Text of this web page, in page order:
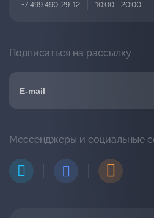
+7 499 490-29-12 10:00 - 20:00
Подписаться на рассылку
Мессенджеры и социальные